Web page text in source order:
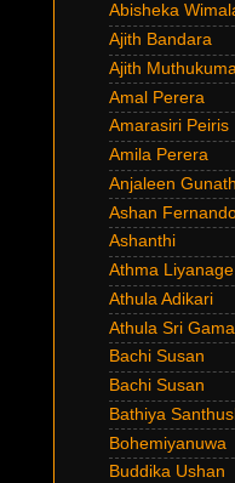
Abisheka
Ajith Bandara
Ajith
Amal Perera
Amarasiri Peiris
Amila Perera
Anjaleen
Ashan
Ashanthi
Athma Liyanage
Athula Adikari
Athula Sri
Bachi Susan
Bachi Susan
Bathiya
Bohemiyanuwa
Buddika Ushan